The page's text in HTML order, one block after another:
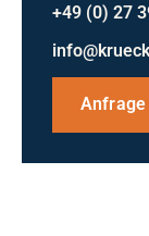
+49 (0) 27
Anfrage